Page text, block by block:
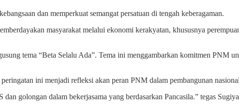
dan memperkuat semangat persatuan di tengah keberagaman.
masyarakat melalui ekonomi kerakyatan, khususnya
tema “Beta Selalu Ada”. Tema ini menggambarkan komitmen PNM
ini menjadi refleksi akan peran PNM dalam pembangunan
golongan dalam bekerjasama yang berdasarkan Pancasila.” tegas